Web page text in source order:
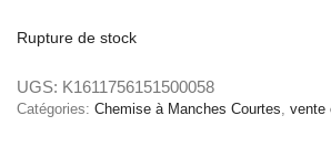
Rupture de stock
UGS: K1611756151500058
Catégories: Chemise à Manches Courtes, vente